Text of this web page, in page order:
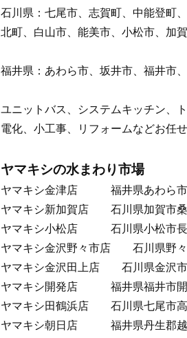
石川県：七尾市、志賀町、中能登町
北町、白山市、能美市、小松市、加
福井県：あわら市、坂井市、福井市
ユニットバス、システムキッチン、
電化、小工事、リフォームなどお任せ
ヤマキシの水まわり市場
ヤマキシ金津店 福井県あわら市
ヤマキシ新加賀店 石川県加賀市桑
ヤマキシ小松店 石川県小松市長
ヤマキシ金沢野々市店 石川県野々
ヤマキシ金沢田上店 石川県金沢市
ヤマキシ開発店 福井県福井市開
ヤマキシ田鶴浜店 石川県七尾市高
ヤマキシ朝日店 福井県丹生郡越